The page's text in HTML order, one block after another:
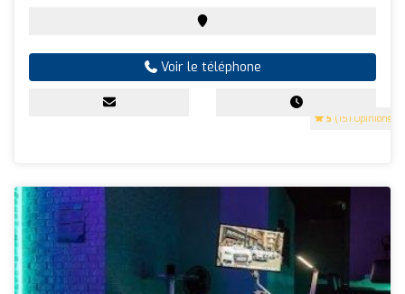
5 (151 Opinions)
Voir le téléphone